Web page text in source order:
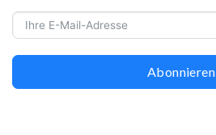
Abonnieren